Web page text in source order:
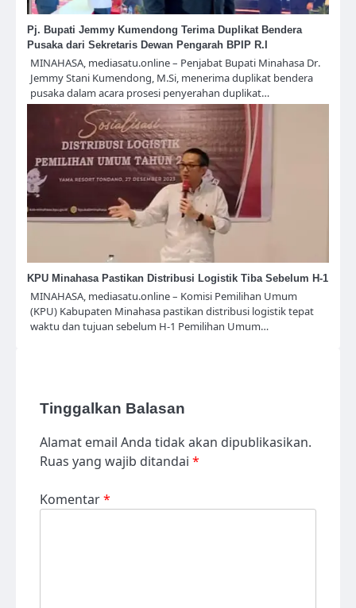
Pj. Bupati Jemmy Kumendong Terima Duplikat Bendera
Pusaka dari Sekretaris Dewan Pengarah BPIP R.I
MINAHASA, mediasatu.online – Penjabat Bupati Minahasa Dr.
Jemmy Stani Kumendong, M.Si, menerima duplikat bendera
pusaka dalam acara prosesi penyerahan duplikat…
KPU Minahasa Pastikan Distribusi Logistik Tiba Sebelum H-1
MINAHASA, mediasatu.online – Komisi Pemilihan Umum
(KPU) Kabupaten Minahasa pastikan distribusi logistik tepat
waktu dan tujuan sebelum H-1 Pemilihan Umum…
Tinggalkan Balasan
Alamat email Anda tidak akan dipublikasikan.
Ruas yang wajib ditandai *
Komentar*